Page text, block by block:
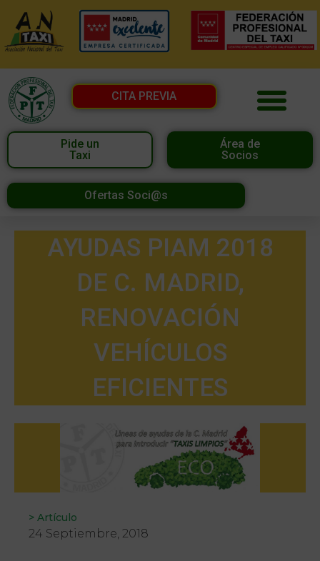
CITA PREVIA
Pide un
Taxi
Área de
Socios
Ofertas Soci@s
AYUDAS PIAM 2018
DE C. MADRID,
RENOVACIÓN
VEHÍCULOS
EFICIENTES
> Artículo
24 Septiembre, 2018